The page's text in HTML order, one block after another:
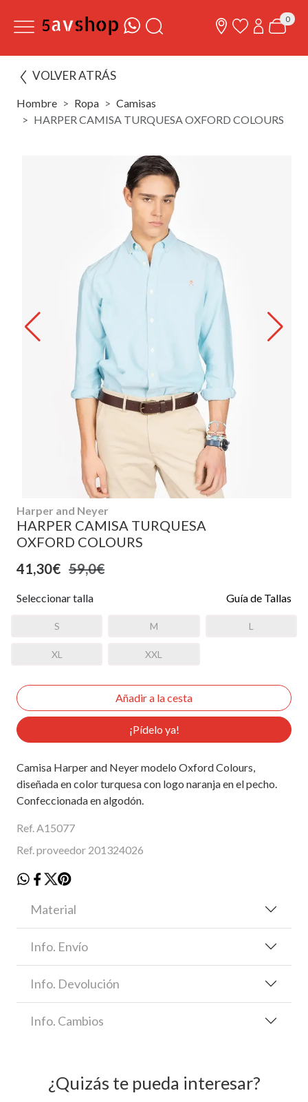
0
VOLVER ATRÁS
Hombre Ropa
Camisas
HARPER CAMISA TURQUESA OXFORD COLOURS
Harper and Neyer
HARPER CAMISA TURQUESA
OXFORD COLOURS
41,30€ 59,0€
Seleccionar talla Guía de Tallas
S M L
XL XXL
¡Pídelo ya!
Camisa Harper and Neyer modelo Oxford Colours,
diseñada en color turquesa con logo naranja en el pecho.
Confeccionada en algodón.
Ref. A15077
Ref. proveedor 201324026
Material
Info. Envío
Info. Devolución
Info. Cambios
¿Quizás te pueda interesar?